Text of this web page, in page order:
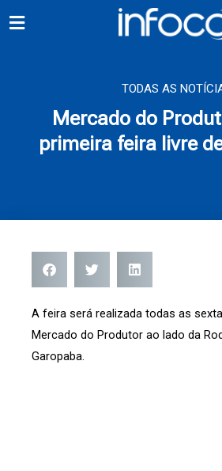
para
TODAS AS
Mercado do
primeira feira livre
A feira será realizada todas as
Mercado do Produtor ao lado da
Garopaba.